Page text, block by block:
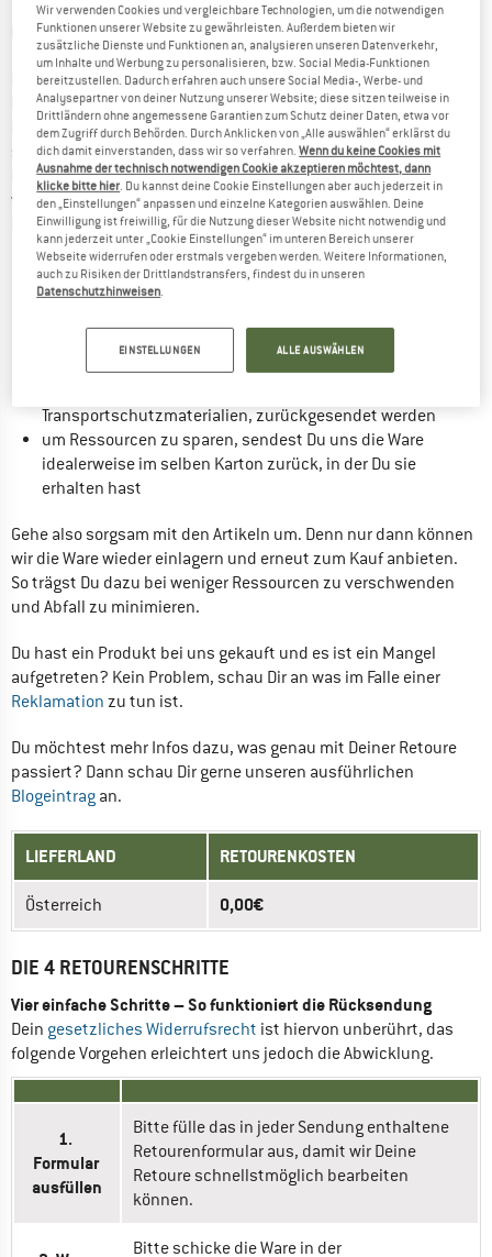
In diesem Fall sagen wir: Kein Problem, schick es uns zurück!
Innerhalb unserer freiwilligen Rückgabefrist von 100 Tagen
kannst Du die Artikel problemlos retournieren. Um Deine
Retoure reibungslos bearbeiten zu können und
sicherzustellen, dass die Ware für den Wiederverkauf geeignet
ist, müssen jedoch folgende Voraussetzungen eingehalten
werden (alle weiteren Infos zu unserem freiwilligen 100 Tage
Rückgaberecht findest Du in unseren AGB):
die Ware ist im Originalzustand, vollständig und ohne
Gebrauchsspuren
die Ware ist nicht verschmutzt
die Ware muss in ordnungsgemäßer Verpackung,
Transportschutzmaterialien, zurückgesendet werden
um Ressourcen zu sparen, sendest Du uns die Ware
idealerweise im selben Karton zurück, in der Du sie
erhalten hast
Gehe also sorgsam mit den Artikeln um. Denn nur dann können
wir die Ware wieder einlagern und erneut zum Kauf anbieten.
So trägst Du dazu bei weniger Ressourcen zu verschwenden
und Abfall zu minimieren.
Du hast ein Produkt bei uns gekauft und es ist ein Mangel
aufgetreten? Kein Problem, schau Dir an was im Falle einer
Reklamation zu tun ist.
Du möchtest mehr Infos dazu, was genau mit Deiner Retoure
passiert? Dann schau Dir gerne unseren ausführlichen
Blogeintrag an.
LIEFERLAND RETOURENKOSTEN
Österreich 0,00€
DIE 4 RETOURENSCHRITTE
Vier einfache Schritte – So funktioniert die Rücksendung
Dein gesetzliches Widerrufsrecht ist hiervon unberührt, das
folgende Vorgehen erleichtert uns jedoch die Abwicklung.
1.
Formular
ausfüllen
Bitte fülle das in jeder Sendung enthaltene
Retourenformular aus, damit wir Deine
Retoure schnellstmöglich bearbeiten
können.
Bitte schicke die Ware in der
Wir verwenden Cookies und vergleichbare Technologien, um die notwendigen
Funktionen unserer Website zu gewährleisten. Außerdem bieten wir
zusätzliche Dienste und Funktionen an, analysieren unseren Datenverkehr,
um Inhalte und Werbung zu personalisieren, bzw. Social Media-Funktionen
bereitzustellen. Dadurch erfahren auch unsere Social Media-, Werbe- und
Analysepartner von deiner Nutzung unserer Website; diese sitzen teilweise in
Drittländern ohne angemessene Garantien zum Schutz deiner Daten, etwa vor
dem Zugriff durch Behörden. Durch Anklicken von „Alle auswählen“ erklärst du
dich damit einverstanden, dass wir so verfahren.Wenn du keine Cookies mit
Ausnahme der technisch notwendigen Cookie akzeptieren möchtest, dann
klicke bitte hier. Du kannst deine Cookie Einstellungen aber auch jederzeit in
den „Einstellungen“ anpassen und einzelne Kategorien auswählen. Deine
Einwilligung ist freiwillig, für die Nutzung dieser Website nicht notwendig und
kann jederzeit unter „Cookie Einstellungen“ im unteren Bereich unserer
Webseite widerrufen oder erstmals vergeben werden. Weitere Informationen,
auch zu Risiken der Drittlandstransfers, findest du in unseren
Datenschutzhinweisen.
EINSTELLUNGEN ALLE AUSWÄHLEN